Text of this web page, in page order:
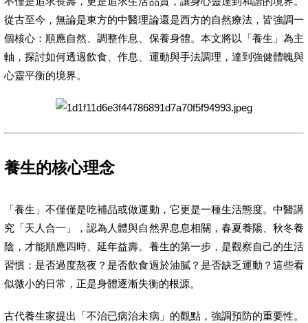
從古至今，無論是東方的中醫理論還是西方的自然療法，皆強調一
個核心：順應自然、調整作息、保養身體。本文將以「養生」為主
軸，探討如何透過飲食、作息、運動與手法調理，達到強健體魄與
心靈平衡的境界。
養生的核心理念
「養生」不僅僅是吃補品或做運動，它更是一種生活態度。中醫講
究「天人合一」，認為人體與自然界息息相關，春夏養陽、秋冬養
陰，才能順應四時、延年益壽。養生的第一步，是觀察自己的生活
習慣：是否過度熬夜？是否飲食過於油膩？是否缺乏運動？這些看
似微小的日常，正是身體逐漸失衡的根源。
古代養生家提出「不治已病治未病」的觀點，強調預防的重要性。